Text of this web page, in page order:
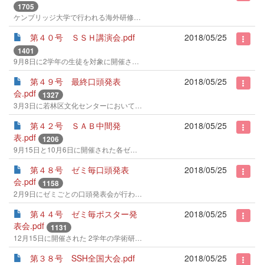
1705
第４０号 ＳＳＨ講演会.pdf
1401
2018/05/25
第４９号 最終口頭発表
会.pdf
1327
2018/05/25
第４２号 ＳＡＢ中間発
表.pdf
1206
2018/05/25
第４８号 ゼミ毎口頭発表
会.pdf
1158
2018/05/25
第４４号 ゼミ毎ポスター発
表会.pdf
1131
2018/05/25
第３８号 SSH全国大会.pdf 2018/05/25